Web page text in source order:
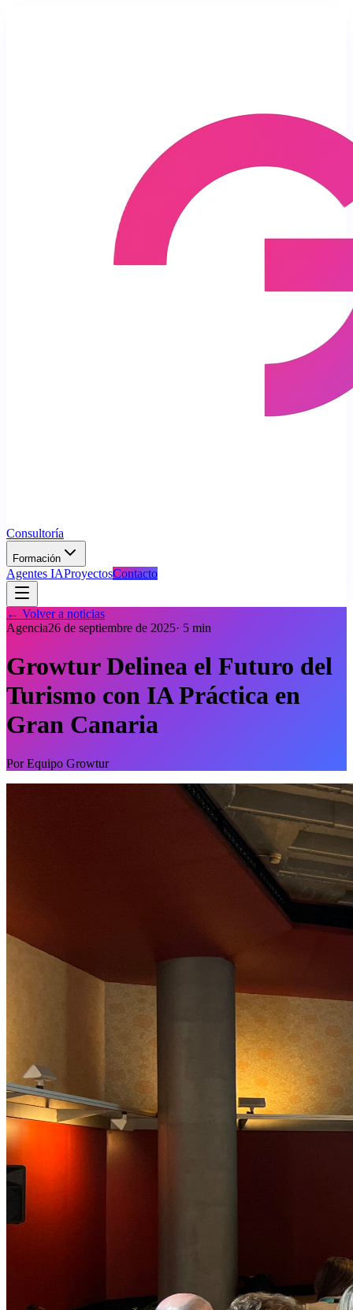
Consultoría
Formación
Agentes IAProyectosContacto
← Volver a noticias
Agencia26 de septiembre de 2025· 5 min
Growtur Delinea el Futuro del
Turismo con IA Práctica en
Gran Canaria
PorEquipo Growtur